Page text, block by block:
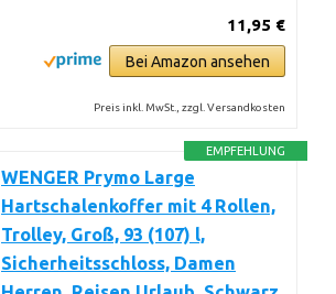
11,95 €
Bei Amazon ansehen
Preis inkl. MwSt., zzgl. Versandkosten
EMPFEHLUNG
WENGER Prymo Large
Hartschalenkoffer mit 4 Rollen,
Trolley, Groß, 93 (107) l,
Sicherheitsschloss, Damen